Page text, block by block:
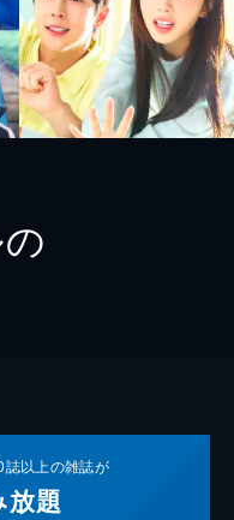
誌以上の雑誌が
放題